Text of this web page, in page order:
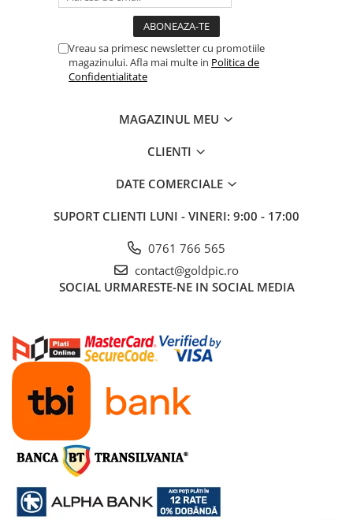
Vreau sa primesc newsletter cu promotiile
magazinului. Afla mai multe in Politica de
Confidentialitate
MAGAZINUL MEU
CLIENTI
DATE COMERCIALE
SUPORT CLIENTI LUNI - VINERI: 9:00 - 17:00
0761 766 565
contact@goldpic.ro
SOCIAL URMARESTE-NE IN SOCIAL MEDIA